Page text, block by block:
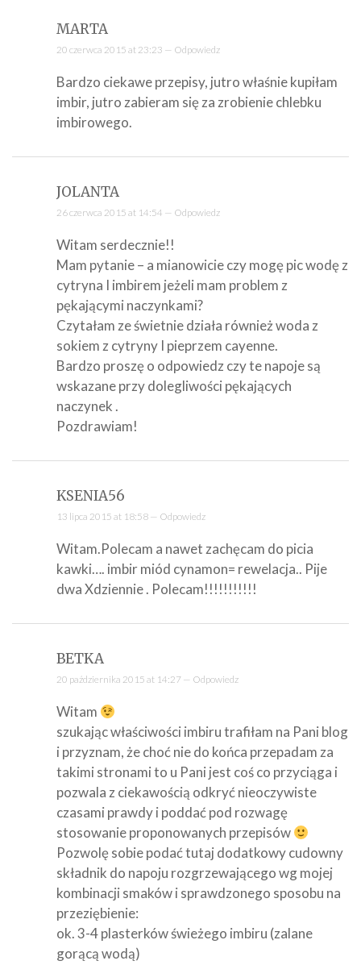
MARTA
20 czerwca 2015 at 23:23 — Odpowiedz
Bardzo ciekawe przepisy, jutro właśnie kupiłam
imbir, jutro zabieram się za zrobienie chlebku
imbirowego.
JOLANTA
26 czerwca 2015 at 14:54 — Odpowiedz
Witam serdecznie!!
Mam pytanie – a mianowicie czy mogę pic wodę z
cytryna I imbirem jeżeli mam problem z
pękającymi naczynkami?
Czytałam ze świetnie działa również woda z
sokiem z cytryny I pieprzem cayenne.
Bardzo proszę o odpowiedz czy te napoje są
wskazane przy dolegliwości pękających
naczynek .
Pozdrawiam!
KSENIA56
13 lipca 2015 at 18:58 — Odpowiedz
Witam.Polecam a nawet zachęcam do picia
kawki…. imbir miód cynamon= rewelacja.. Pije
dwa Xdziennie . Polecam!!!!!!!!!!!
BETKA
20 października 2015 at 14:27 — Odpowiedz
Witam
szukając właściwości imbiru trafiłam na Pani blog
i przyznam, że choć nie do końca przepadam za
takimi stronami to u Pani jest coś co przyciąga i
pozwala z ciekawością odkryć nieoczywiste
czasami prawdy i poddać pod rozwagę
stosowanie proponowanych przepisów
Pozwolę sobie podać tutaj dodatkowy cudowny
składnik do napoju rozgrzewającego wg mojej
kombinacji smaków i sprawdzonego sposobu na
przeziębienie:
ok. 3-4 plasterków świeżego imbiru (zalane
gorącą wodą)